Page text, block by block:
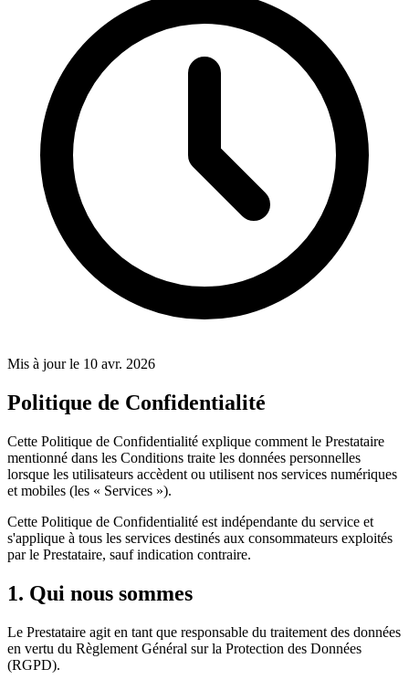
Mis à jour le 10 avr. 2026
Politique de Confidentialité
Cette Politique de Confidentialité explique comment le Prestataire
mentionné dans les Conditions traite les données personnelles
lorsque les utilisateurs accèdent ou utilisent nos services numériques
et mobiles (les « Services »).
Cette Politique de Confidentialité est indépendante du service et
s'applique à tous les services destinés aux consommateurs exploités
par le Prestataire, sauf indication contraire.
1. Qui nous sommes
Le Prestataire agit en tant que responsable du traitement des données
en vertu du Règlement Général sur la Protection des Données
(RGPD).